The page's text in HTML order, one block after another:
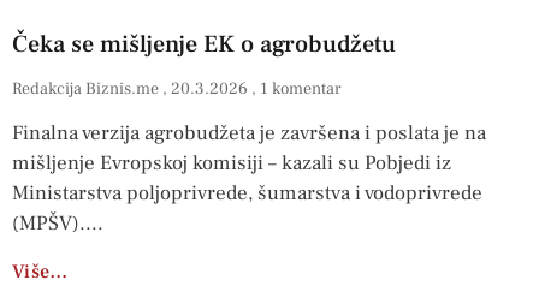
Čeka se mišljenje EK o agrobudžetu
Redakcija Biznis.me 20.3.2026 1 komentar
Finalna verzija agrobudžeta je završena i poslata je na
mišljenje Evropskoj komisiji – kazali su Pobjedi iz
Ministarstva poljoprivrede, šumarstva i vodoprivrede
(MPŠV).
Više…